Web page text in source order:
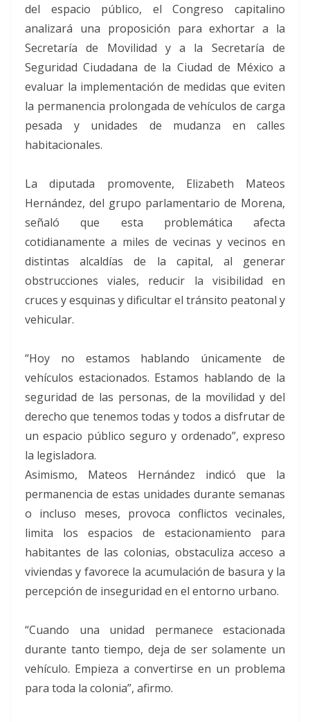
del espacio público, el Congreso capitalino
analizará una proposición para exhortar a la
Secretaría de Movilidad y a la Secretaría de
Seguridad Ciudadana de la Ciudad de México a
evaluar la implementación de medidas que eviten
la permanencia prolongada de vehículos de carga
pesada y unidades de mudanza en calles
habitacionales.
La diputada promovente, Elizabeth Mateos
Hernández, del grupo parlamentario de Morena,
señaló que esta problemática afecta
cotidianamente a miles de vecinas y vecinos en
distintas alcaldías de la capital, al generar
obstrucciones viales, reducir la visibilidad en
cruces y esquinas y dificultar el tránsito peatonal y
vehicular.
“Hoy no estamos hablando únicamente de
vehículos estacionados. Estamos hablando de la
seguridad de las personas, de la movilidad y del
derecho que tenemos todas y todos a disfrutar de
un espacio público seguro y ordenado”, expreso
la legisladora.
Asimismo, Mateos Hernández indicó que la
permanencia de estas unidades durante semanas
o incluso meses, provoca conflictos vecinales,
limita los espacios de estacionamiento para
habitantes de las colonias, obstaculiza acceso a
viviendas y favorece la acumulación de basura y la
percepción de inseguridad en el entorno urbano.
“Cuando una unidad permanece estacionada
durante tanto tiempo, deja de ser solamente un
vehículo. Empieza a convertirse en un problema
para toda la colonia”, afirmo.